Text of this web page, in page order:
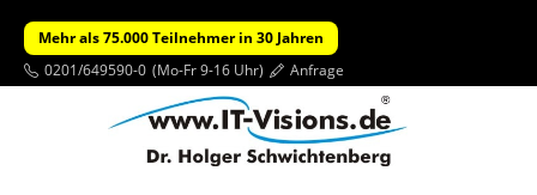
Mehr als 75.000 Teilnehmer in 30 Jahren
0201/649590-0 (Mo-Fr 9-16 Uhr) Anfrage